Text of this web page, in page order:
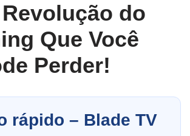
do
Que Você
Perder!
rápido – Blade TV